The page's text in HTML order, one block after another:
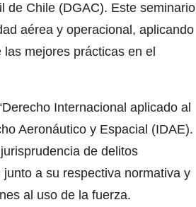
de Chile (DGAC). Este seminario
aérea y operacional, aplicando
mejores prácticas en el
Internacional aplicado al
Aeronáutico y Espacial (IDAE).
de delitos
a su respectiva normativa y
al uso de la fuerza.